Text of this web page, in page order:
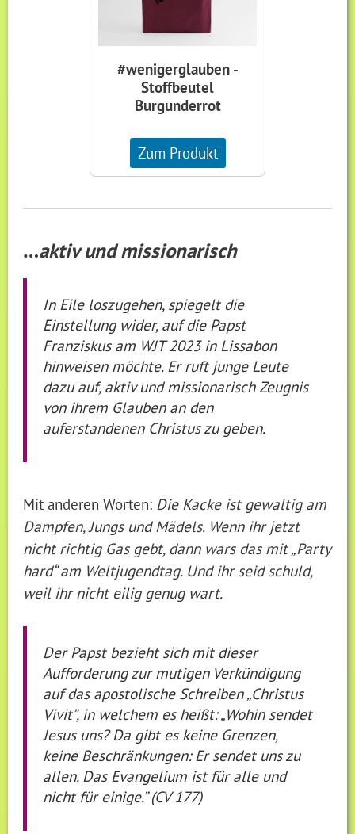
#wenigerglauben -
Stoffbeutel
Burgunderrot
Zum Produkt
…aktiv und missionarisch
In Eile loszugehen, spiegelt die
Einstellung wider, auf die Papst
Franziskus am WJT 2023 in Lissabon
hinweisen möchte. Er ruft junge Leute
dazu auf, aktiv und missionarisch Zeugnis
von ihrem Glauben an den
auferstandenen Christus zu geben.
Mit anderen Worten: Die Kacke ist gewaltig am
Dampfen, Jungs und Mädels. Wenn ihr jetzt
nicht richtig Gas gebt, dann wars das mit „Party
hard“ am Weltjugendtag. Und ihr seid schuld,
weil ihr nicht eilig genug wart.
Der Papst bezieht sich mit dieser
Aufforderung zur mutigen Verkündigung
auf das apostolische Schreiben „Christus
Vivit”, in welchem es heißt: „Wohin sendet
Jesus uns? Da gibt es keine Grenzen,
keine Beschränkungen: Er sendet uns zu
allen. Das Evangelium ist für alle und
nicht für einige.” (CV 177)